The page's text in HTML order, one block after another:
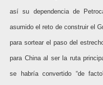
así su dependencia de
asumido el reto de construir el
para sortear el paso del
para China al ser la ruta
se habría convertido “de